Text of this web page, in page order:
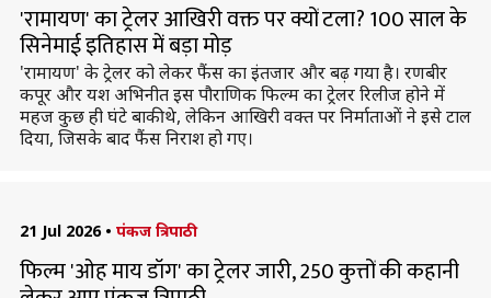
'रामायण' का ट्रेलर आखिरी वक्त पर क्यों टला? 100 साल के
सिनेमाई इतिहास में बड़ा मोड़
'रामायण' के ट्रेलर को लेकर फैंस का इंतजार और बढ़ गया है। रणबीर
कपूर और यश अभिनीत इस पौराणिक फिल्म का ट्रेलर रिलीज होने में
महज कुछ ही घंटे बाकी थे, लेकिन आखिरी वक्त पर निर्माताओं ने इसे टाल
दिया, जिसके बाद फैंस निराश हो गए।
21 Jul 2026 • पंकज त्रिपाठी
फिल्म 'ओह माय डॉग' का ट्रेलर जारी, 250 कुत्तों की कहानी